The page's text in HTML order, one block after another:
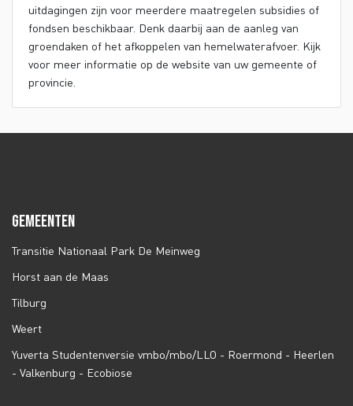
uitdagingen zijn voor meerdere maatregelen subsidies of
fondsen beschikbaar. Denk daarbij aan de aanleg van
groendaken of het afkoppelen van hemelwaterafvoer. Kijk
voor meer informatie op de website van uw gemeente of
provincie.
GEMEENTEN
Transitie Nationaal Park De Meinweg
Horst aan de Maas
Tilburg
Weert
Yuverta Studentenversie vmbo/mbo/LLO - Roermond - Heerlen
- Valkenburg - Ecobiose